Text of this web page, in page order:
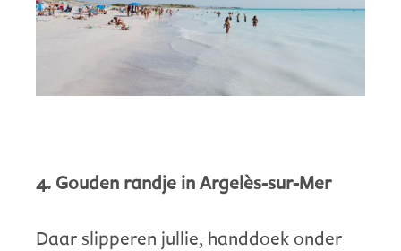
4. Gouden randje in Argelès-sur-Mer
Daar slipperen jullie, handdoek onder